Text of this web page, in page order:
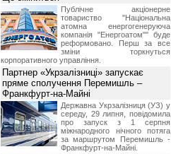
Публічне акціонерне
товариство "Національна
атомна енергогенеруюча
компанія "Енергоатом"" буде
реформовано. Перш за все
зміни торкнуться
корпоративного управління.
Партнер «Укрзалізниці» запускає
пряме сполучення Перемишль –
Франкфурт-на-Майні
Державна Укрзалізниця (УЗ) у
середу, 29 липня, повідомила
про запуск з 1 серпня
міжнародного нічного потяга
за маршрутом Перемишль -
Франкфурт-на-Майні.